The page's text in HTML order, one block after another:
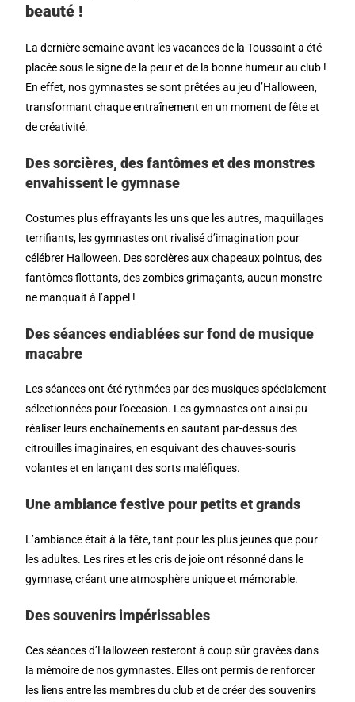
beauté !
La dernière semaine avant les vacances de la Toussaint a été
placée sous le signe de la peur et de la bonne humeur au club !
En effet, nos gymnastes se sont prêtées au jeu d’Halloween,
transformant chaque entraînement en un moment de fête et
de créativité.
Des sorcières, des fantômes et des monstres
envahissent le gymnase
Costumes plus effrayants les uns que les autres, maquillages
terrifiants, les gymnastes ont rivalisé d’imagination pour
célébrer Halloween. Des sorcières aux chapeaux pointus, des
fantômes flottants, des zombies grimaçants, aucun monstre
ne manquait à l’appel !
Des séances endiablées sur fond de musique
macabre
Les séances ont été rythmées par des musiques spécialement
sélectionnées pour l’occasion. Les gymnastes ont ainsi pu
réaliser leurs enchaînements en sautant par-dessus des
citrouilles imaginaires, en esquivant des chauves-souris
volantes et en lançant des sorts maléfiques.
Une ambiance festive pour petits et grands
L’ambiance était à la fête, tant pour les plus jeunes que pour
les adultes. Les rires et les cris de joie ont résonné dans le
gymnase, créant une atmosphère unique et mémorable.
Des souvenirs impérissables
Ces séances d’Halloween resteront à coup sûr gravées dans
la mémoire de nos gymnastes. Elles ont permis de renforcer
les liens entre les membres du club et de créer des souvenirs